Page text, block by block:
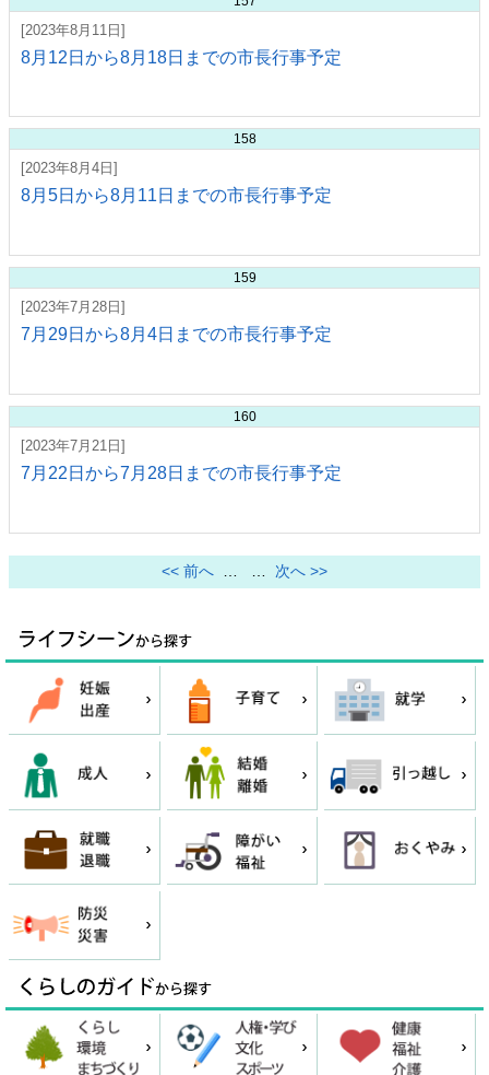
[2023年8月11日]
8月12日から8月18日までの市長行事予定
158
[2023年8月4日]
8月5日から8月11日までの市長行事予定
159
[2023年7月28日]
7月29日から8月4日までの市長行事予定
160
[2023年7月21日]
7月22日から7月28日までの市長行事予定
<< 前へ … … 次へ >>